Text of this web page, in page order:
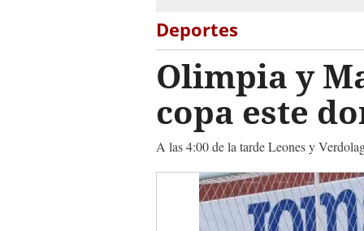
Deportes
Olimpia y
copa este
A las 4:00 de la tarde Leones y